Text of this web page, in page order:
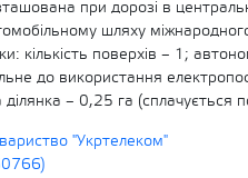
при дорозі в
шляху
кількість поверхів – 1;
до використання
– 0,25 га (сплачується
"Укртелеком"